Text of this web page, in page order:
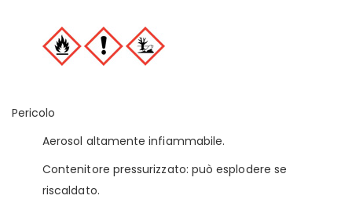
Pericolo
Aerosol altamente infiammabile.
Contenitore pressurizzato: può esplodere se
riscaldato.